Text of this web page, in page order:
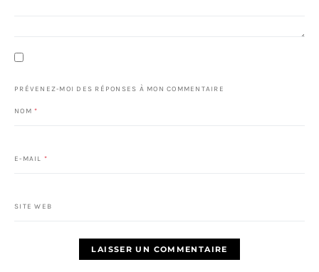
PRÉVENEZ-MOI DES RÉPONSES À MON COMMENTAIRE
NOM *
E-MAIL *
SITE WEB